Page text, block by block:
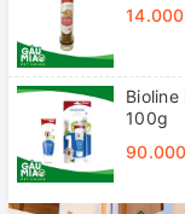
100g